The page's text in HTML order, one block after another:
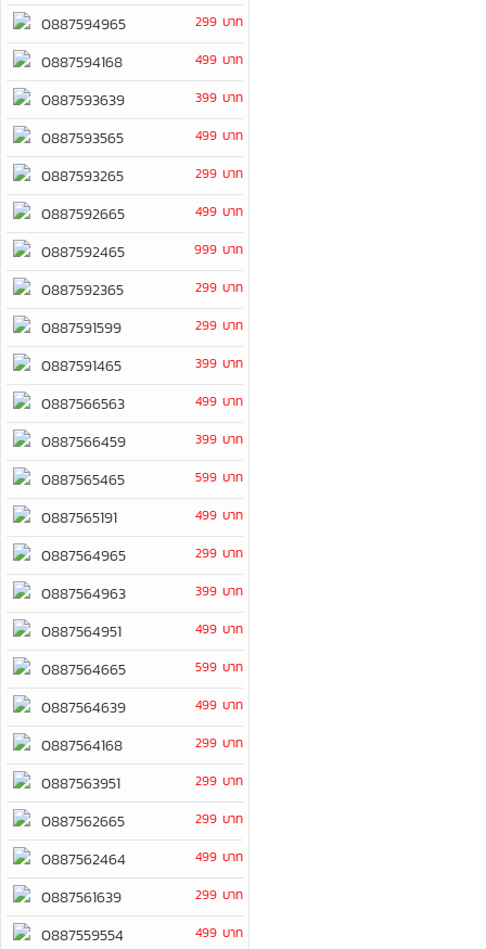
0887594965 299 บาท
0887594168 499 บาท
0887593639 399 บาท
0887593565 499 บาท
0887593265 299 บาท
0887592665 499 บาท
0887592465 999 บาท
0887592365 299 บาท
0887591599 299 บาท
0887591465 399 บาท
0887566563 499 บาท
0887566459 399 บาท
0887565465 599 บาท
0887565191 499 บาท
0887564965 299 บาท
0887564963 399 บาท
0887564951 499 บาท
0887564665 599 บาท
0887564639 499 บาท
0887564168 299 บาท
0887563951 299 บาท
0887562665 299 บาท
0887562464 499 บาท
0887561639 299 บาท
0887559554 499 บาท